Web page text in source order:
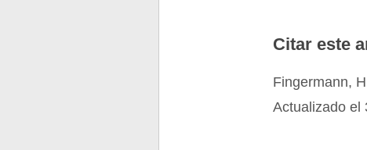
Citar este
Fingermann,
Actualizado el